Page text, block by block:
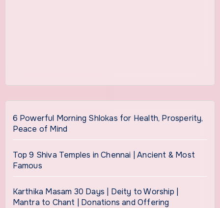
6 Powerful Morning Shlokas for Health, Prosperity,
Peace of Mind
Top 9 Shiva Temples in Chennai | Ancient & Most
Famous
Karthika Masam 30 Days | Deity to Worship |
Mantra to Chant | Donations and Offering